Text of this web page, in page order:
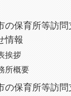
の保育所等訪
情報
挨拶
所概要
の保育所等訪